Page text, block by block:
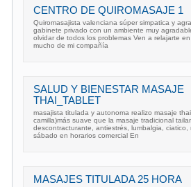
CENTRO DE QUIROMASAJE 1
Quiromasajista valenciana súper simpatica y
gabinete privado con un ambiente muy
olvidar de todos los problemas Ven a relajarte
mucho de mi compañía
SALUD Y BIENESTAR MASAJE
THAI_TABLET
masajista titulada y autonoma realizo masaje
camilla)más suave que la masaje tradicional
descontracturante, antiestrés, lumbalgia, ciatico,
sábado en horarios comercial En
MASAJES TITULADA 25 HORA